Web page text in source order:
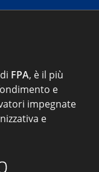
FPA, è il più
e
impegnate
e